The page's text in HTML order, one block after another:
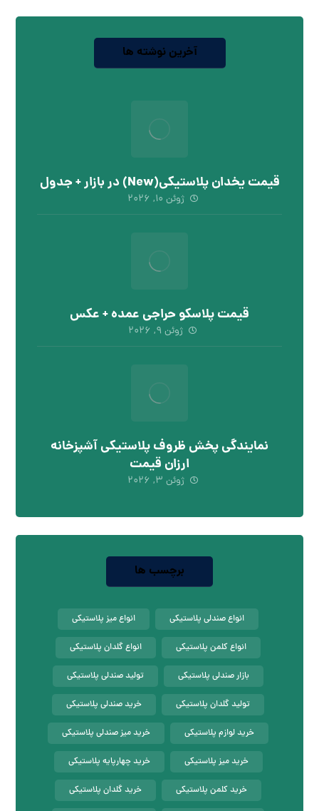
آخرین نوشته ها
قیمت یخدان پلاستیکی(New) در بازار + جدول
ژوئن ۱۰, ۲۰۲۶
قیمت پلاسکو حراجی عمده + عکس
ژوئن ۹, ۲۰۲۶
نمایندگی پخش ظروف پلاستیکی آشپزخانه
ارزان قیمت
ژوئن ۳, ۲۰۲۶
برچسب ها
انواع صندلی پلاستیکی انواع میز پلاستیکی
انواع کلمن پلاستیکی انواع گلدان پلاستیکی
بازار صندلی پلاستیکی تولید صندلی پلاستیکی
تولید گلدان پلاستیکی خرید صندلی پلاستیکی
خرید لوازم پلاستیکی خرید میز صندلی پلاستیکی
خرید میز پلاستیکی خرید چهارپایه پلاستیکی
خرید کلمن پلاستیکی خرید گلدان پلاستیکی